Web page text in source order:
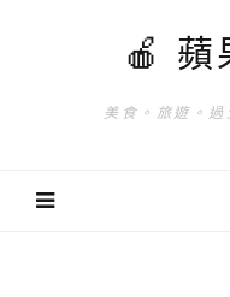
🍎 蘋
美食。旅遊。